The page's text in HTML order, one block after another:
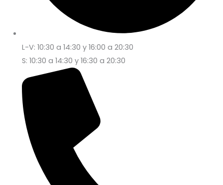
L-V: 10:30 a 14:30 y 16:00 a 20:30
S: 10:30 a 14:30 y 16:30 a 20:30